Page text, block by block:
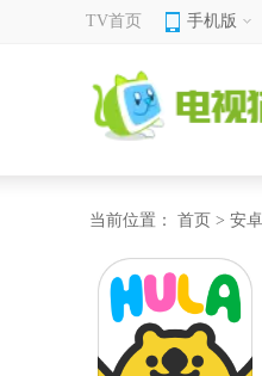
TV首页 手机版
当前位置： 首页 > 安